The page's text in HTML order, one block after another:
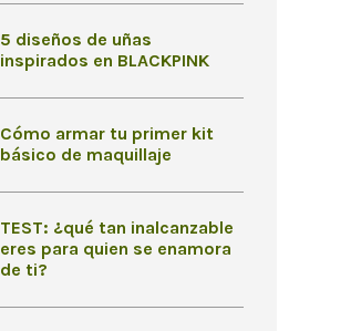
5 diseños de uñas
inspirados en BLACKPINK
Cómo armar tu primer kit
básico de maquillaje
TEST: ¿qué tan inalcanzable
eres para quien se enamora
de ti?